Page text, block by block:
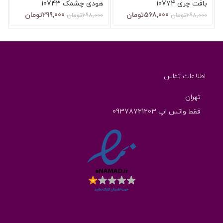
بافت چرى 10774
698,000تومان 568,000تومان
هودی چشمک 10743
698,000تومان 299,000تومان
اطلاعات تماس
تهران
فقط واتس اپ 09378721203